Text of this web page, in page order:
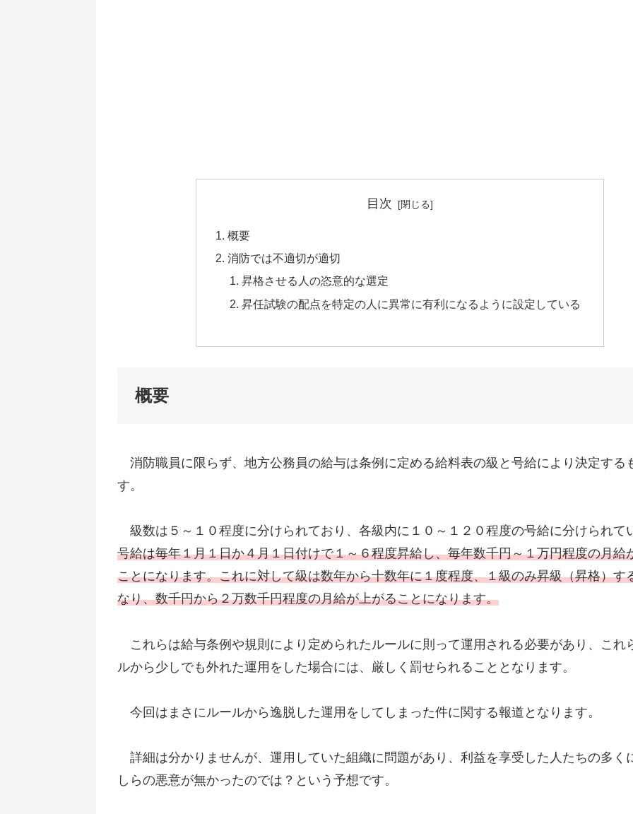
目次
概要
消防では不適切が適切
昇格させる人の恣意的な選定
昇任試験の配点を特定の人に異常に有利になるように設定している
概要
消防職員に限らず、地方公務員の給与は条例に定める給料表の級と号給により決定する
す。
級数は５～１０程度に分けられており、各級内に１０～１２０程度の号給に分けられて
号給は毎年１月１日か４月１日付けで１～６程度昇給し、毎年数千円～１万円程度の月給
ことになります。これに対して級は数年から十数年に１度程度、１級のみ昇級（昇格）す
なり、数千円から２万数千円程度の月給が上がることになります。
これらは給与条例や規則により定められたルールに則って運用される必要があり、これ
ルから少しでも外れた運用をした場合には、厳しく罰せられることとなります。
今回はまさにルールから逸脱した運用をしてしまった件に関する報道となります。
詳細は分かりませんが、運用していた組織に問題があり、利益を享受した人たちの多く
しらの悪意が無かったのでは？という予想です。